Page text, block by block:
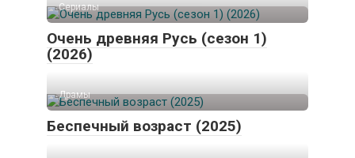
Сериалы
Очень древняя Русь (сезон 1)
(2026)
Драмы
Беспечный возраст (2025)